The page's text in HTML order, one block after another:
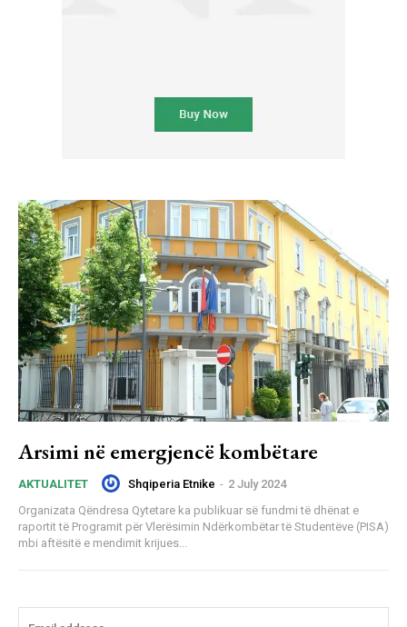
Arsimi në emergjencë kombëtare
AKTUALITET Shqiperia Etnike - 2 July 2024
Organizata Qëndresa Qytetare ka publikuar së fundmi të dhënat e
raportit të Programit për Vlerësimin Ndërkombëtar të Studentëve (PISA)
mbi aftësitë e mendimit krijues...